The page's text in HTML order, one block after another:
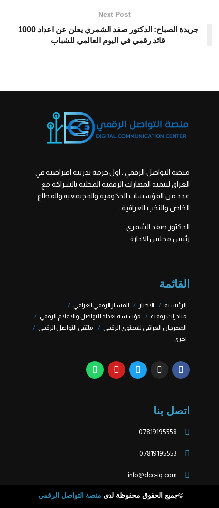
Next Post
جريدة الصباح: الدكتور صفد الشمري يعلن عن اعداد 1000
قائد رقمي في اليوم العالمي للشباب
منصة التواصل الرقمي : اول حزمة تدريبة افتراضية في
العراق لتنمية المهارات الرقمية المحلية بالشراكة مع
عدد من المؤسسات الحكومية والمجتمعية والقطاع
الخاص والنخب العراقية .
الدكتور صفد الشمري
رئيس مجلس الادارة
القائمة
الرئيسية الاخبار
المسار الرقمي العراقي
مبادرات رقمية
مؤسسة بغداد للتواصل والاعلام الرقمي
المهرجان العراقي للمحتوى الرقمي
ملتقى التواصل الرقمي
اخرى
اتصل بنا
07819195558
07819195553
info@dcc-iq.com
©جميع الحقوق محفوظة لدى منصة التواصل الرقمي